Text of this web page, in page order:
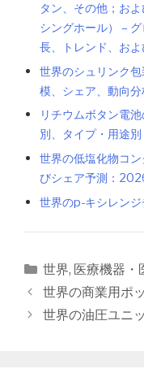
タン、その他；お
シングホール） –
長、トレンド、お
世界のシュリンク
模、シェア、動向分
リチウムボタン電
別、タイプ・用途別
世界の低塩化物コ
びシェア予測：
世界のp-キシレン
カ
テ
ゴ
世界, 医療機器・
投
稿
世界の商業用ポ
世界の油圧ユニ